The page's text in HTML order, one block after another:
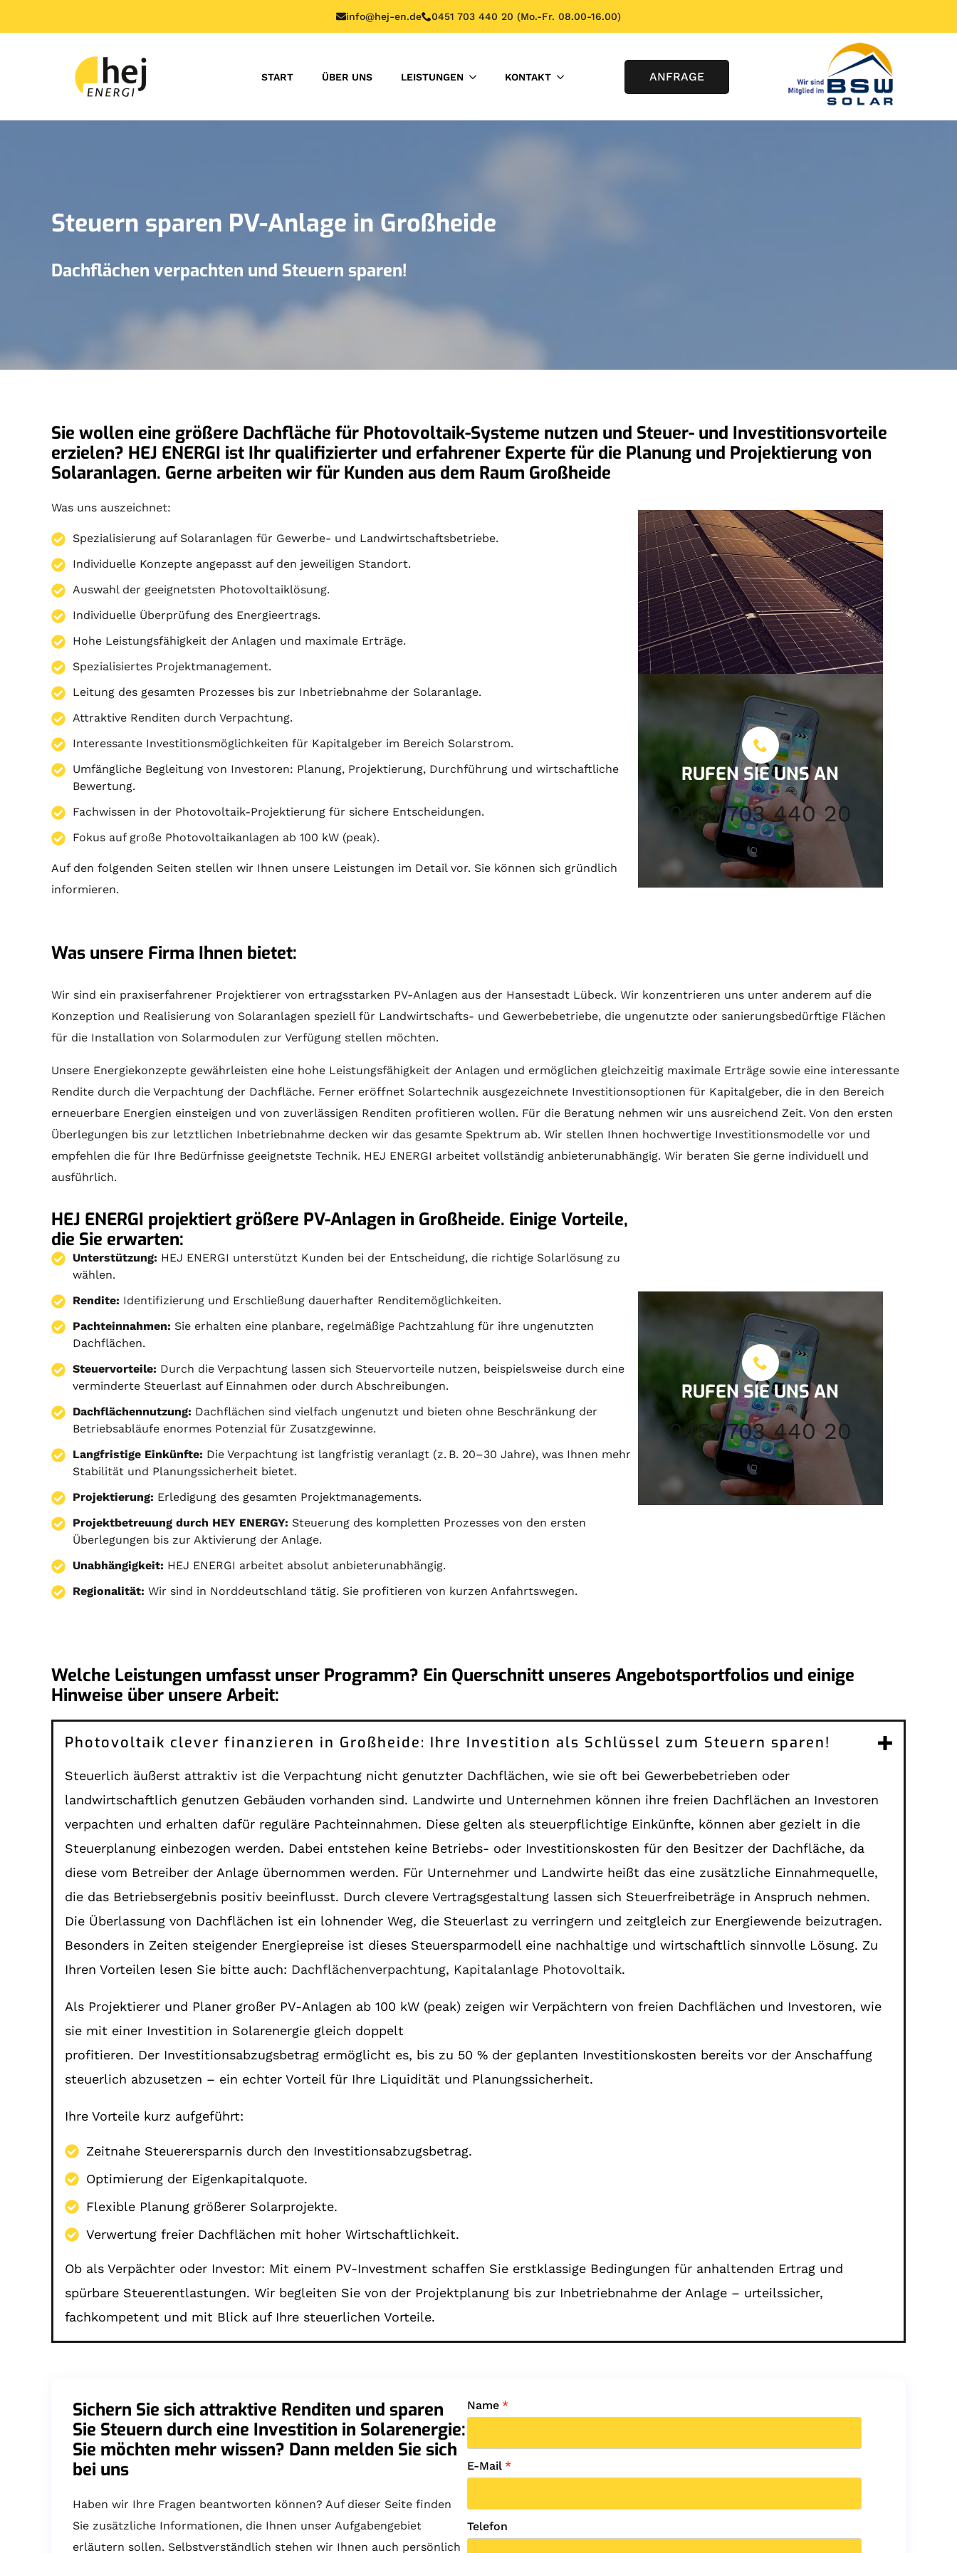
info@hej-en.de 0451 703 440 20 (Mo.-Fr. 08.00-16.00)
START ÜBER UNS LEISTUNGEN KONTAKT ANFRAGE
Steuern sparen PV-Anlage in Großheide
Dachflächen verpachten und Steuern sparen!
Sie wollen eine größere Dachfläche für Photovoltaik-Systeme nutzen und Steuer- und Investitionsvorteile
erzielen? HEJ ENERGI ist Ihr qualifizierter und erfahrener Experte für die Planung und Projektierung von
Solaranlagen. Gerne arbeiten wir für Kunden aus dem Raum Großheide
Was uns auszeichnet:
Spezialisierung auf Solaranlagen für Gewerbe- und Landwirtschaftsbetriebe.
Individuelle Konzepte angepasst auf den jeweiligen Standort.
Auswahl der geeignetsten Photovoltaiklösung.
Individuelle Überprüfung des Energieertrags.
Hohe Leistungsfähigkeit der Anlagen und maximale Erträge.
Spezialisiertes Projektmanagement.
Leitung des gesamten Prozesses bis zur Inbetriebnahme der Solaranlage.
Attraktive Renditen durch Verpachtung.
Interessante Investitionsmöglichkeiten für Kapitalgeber im Bereich Solarstrom.
Umfängliche Begleitung von Investoren: Planung, Projektierung, Durchführung und wirtschaftliche
Bewertung.
Fachwissen in der Photovoltaik-Projektierung für sichere Entscheidungen.
Fokus auf große Photovoltaikanlagen ab 100 kW (peak).
Auf den folgenden Seiten stellen wir Ihnen unsere Leistungen im Detail vor. Sie können sich gründlich
informieren.
RUFEN SIE UNS AN
0451 703 440 20
Was unsere Firma Ihnen bietet:
Wir sind ein praxiserfahrener Projektierer von ertragsstarken PV-Anlagen aus der Hansestadt Lübeck. Wir konzentrieren uns unter anderem auf die
Konzeption und Realisierung von Solaranlagen speziell für Landwirtschafts- und Gewerbebetriebe, die ungenutzte oder sanierungsbedürftige Flächen
für die Installation von Solarmodulen zur Verfügung stellen möchten.
Unsere Energiekonzepte gewährleisten eine hohe Leistungsfähigkeit der Anlagen und ermöglichen gleichzeitig maximale Erträge sowie eine interessante
Rendite durch die Verpachtung der Dachfläche. Ferner eröffnet Solartechnik ausgezeichnete Investitionsoptionen für Kapitalgeber, die in den Bereich
erneuerbare Energien einsteigen und von zuverlässigen Renditen profitieren wollen. Für die Beratung nehmen wir uns ausreichend Zeit. Von den ersten
Überlegungen bis zur letztlichen Inbetriebnahme decken wir das gesamte Spektrum ab. Wir stellen Ihnen hochwertige Investitionsmodelle vor und
empfehlen die für Ihre Bedürfnisse geeignetste Technik. HEJ ENERGI arbeitet vollständig anbieterunabhängig. Wir beraten Sie gerne individuell und
ausführlich.
HEJ ENERGI projektiert größere PV-Anlagen in Großheide. Einige Vorteile,
die Sie erwarten:
Unterstützung: HEJ ENERGI unterstützt Kunden bei der Entscheidung, die richtige Solarlösung zu
wählen.
Rendite: Identifizierung und Erschließung dauerhafter Renditemöglichkeiten.
Pachteinnahmen: Sie erhalten eine planbare, regelmäßige Pachtzahlung für ihre ungenutzten
Dachflächen.
Steuervorteile: Durch die Verpachtung lassen sich Steuervorteile nutzen, beispielsweise durch eine
verminderte Steuerlast auf Einnahmen oder durch Abschreibungen.
Dachflächennutzung: Dachflächen sind vielfach ungenutzt und bieten ohne Beschränkung der
Betriebsabläufe enormes Potenzial für Zusatzgewinne.
Langfristige Einkünfte: Die Verpachtung ist langfristig veranlagt (z. B. 20–30 Jahre), was Ihnen mehr
Stabilität und Planungssicherheit bietet.
Projektierung: Erledigung des gesamten Projektmanagements.
Projektbetreuung durch HEY ENERGY: Steuerung des kompletten Prozesses von den ersten
Überlegungen bis zur Aktivierung der Anlage.
Unabhängigkeit: HEJ ENERGI arbeitet absolut anbieterunabhängig.
Regionalität: Wir sind in Norddeutschland tätig. Sie profitieren von kurzen Anfahrtswegen.
RUFEN SIE UNS AN
0451 703 440 20
Welche Leistungen umfasst unser Programm? Ein Querschnitt unseres Angebotsportfolios und einige
Hinweise über unsere Arbeit:
Photovoltaik clever finanzieren in Großheide: Ihre Investition als Schlüssel zum Steuern sparen!
Steuerlich äußerst attraktiv ist die Verpachtung nicht genutzter Dachflächen, wie sie oft bei Gewerbebetrieben oder
landwirtschaftlich genutzen Gebäuden vorhanden sind. Landwirte und Unternehmen können ihre freien Dachflächen an Investoren
verpachten und erhalten dafür reguläre Pachteinnahmen. Diese gelten als steuerpflichtige Einkünfte, können aber gezielt in die
Steuerplanung einbezogen werden. Dabei entstehen keine Betriebs- oder Investitionskosten für den Besitzer der Dachfläche, da
diese vom Betreiber der Anlage übernommen werden. Für Unternehmer und Landwirte heißt das eine zusätzliche Einnahmequelle,
die das Betriebsergebnis positiv beeinflusst. Durch clevere Vertragsgestaltung lassen sich Steuerfreibeträge in Anspruch nehmen.
Die Überlassung von Dachflächen ist ein lohnender Weg, die Steuerlast zu verringern und zeitgleich zur Energiewende beizutragen.
Besonders in Zeiten steigender Energiepreise ist dieses Steuersparmodell eine nachhaltige und wirtschaftlich sinnvolle Lösung. Zu
Ihren Vorteilen lesen Sie bitte auch: Dachflächenverpachtung, Kapitalanlage Photovoltaik.
Als Projektierer und Planer großer PV-Anlagen ab 100 kW (peak) zeigen wir Verpächtern von freien Dachflächen und Investoren, wie
sie mit einer Investition in Solarenergie gleich doppelt
profitieren. Der Investitionsabzugsbetrag ermöglicht es, bis zu 50 % der geplanten Investitionskosten bereits vor der Anschaffung
steuerlich abzusetzen – ein echter Vorteil für Ihre Liquidität und Planungssicherheit.
Ihre Vorteile kurz aufgeführt:
Zeitnahe Steuerersparnis durch den Investitionsabzugsbetrag.
Optimierung der Eigenkapitalquote.
Flexible Planung größerer Solarprojekte.
Verwertung freier Dachflächen mit hoher Wirtschaftlichkeit.
Ob als Verpächter oder Investor: Mit einem PV-Investment schaffen Sie erstklassige Bedingungen für anhaltenden Ertrag und
spürbare Steuerentlastungen. Wir begleiten Sie von der Projektplanung bis zur Inbetriebnahme der Anlage – urteilssicher,
fachkompetent und mit Blick auf Ihre steuerlichen Vorteile.
Sichern Sie sich attraktive Renditen und sparen
Sie Steuern durch eine Investition in Solarenergie:
Sie möchten mehr wissen? Dann melden Sie sich
bei uns
Haben wir Ihre Fragen beantworten können? Auf dieser Seite finden
Sie zusätzliche Informationen, die Ihnen unser Aufgabengebiet
erläutern sollen. Selbstverständlich stehen wir Ihnen auch persönlich
Name *
E-Mail *
Telefon